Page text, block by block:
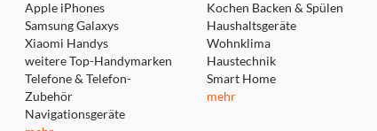
Apple iPhones
Samsung Galaxys
Xiaomi Handys
weitere Top-Handymarken
Telefone & Telefon-
Zubehör
Navigationsgeräte
Kochen Backen & Spülen
Haushaltsgeräte
Wohnklima
Haustechnik
Smart Home
mehr